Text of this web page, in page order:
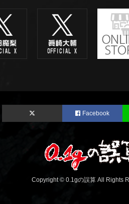
Facebook
Copyright © 0.1gの誤算 All Rights